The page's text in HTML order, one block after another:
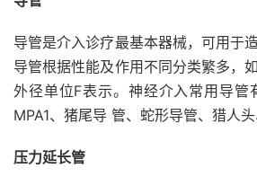
导管是介入诊疗最基本器械，可用于
导管根据性能及作用不同分类繁多，
外径单位F表示。神经介入常用导管
MPA1、猪尾导 管、蛇形导管、猎人头
压力延长管